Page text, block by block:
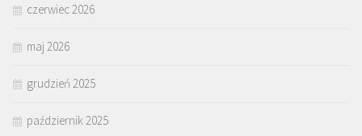
czerwiec 2026
maj 2026
grudzień 2025
październik 2025